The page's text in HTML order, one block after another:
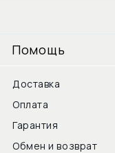
Помощь
Доставка
Оплата
Гарантия
Обмен и возврат